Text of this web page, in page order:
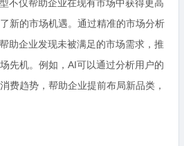
型不仅帮助企业在现有市场中获得更高
新的市场机遇。通过精准的市场分析
助企业发现未被满足的市场需求，推
先机。例如，AI可以通过分析用户的
费趋势，帮助企业提前布局新品类，